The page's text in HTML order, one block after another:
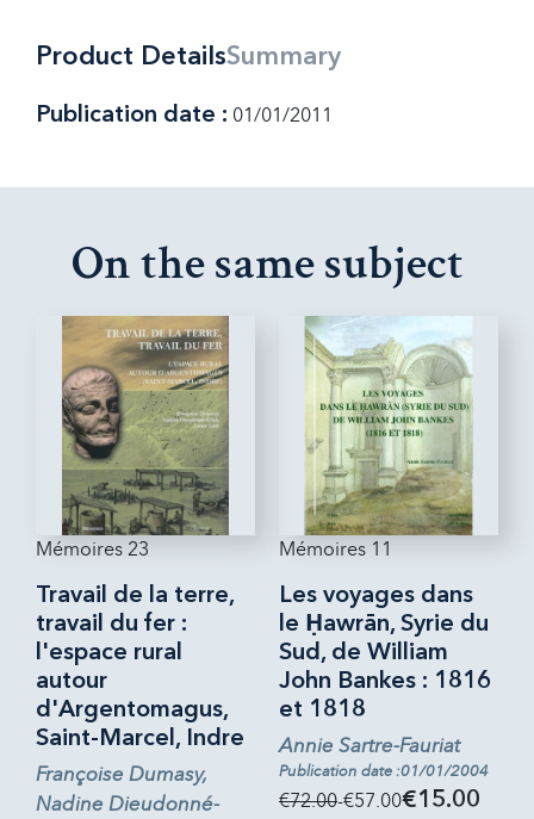
Product DetailsSummary
Publication date : 01/01/2011
On the same subject
Mémoires 23
Travail de la terre,
travail du fer :
l'espace rural
autour
d'Argentomagus,
Saint-Marcel, Indre
Françoise Dumasy,
Nadine Dieudonné-
Mémoires 11
Les voyages dans
le Ḥawrān, Syrie du
Sud, de William
John Bankes : 1816
et 1818
Annie Sartre-Fauriat
Publication date :01/01/2004
€72.00-€57.00€15.00